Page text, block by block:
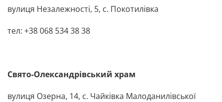
вулиця Незалежності, 5, с. Покотилівка
тел: +38 068 534 38 38
Свято-Олександрівський храм
вулиця Озерна, 14, с. Чайківка Малоданилівської